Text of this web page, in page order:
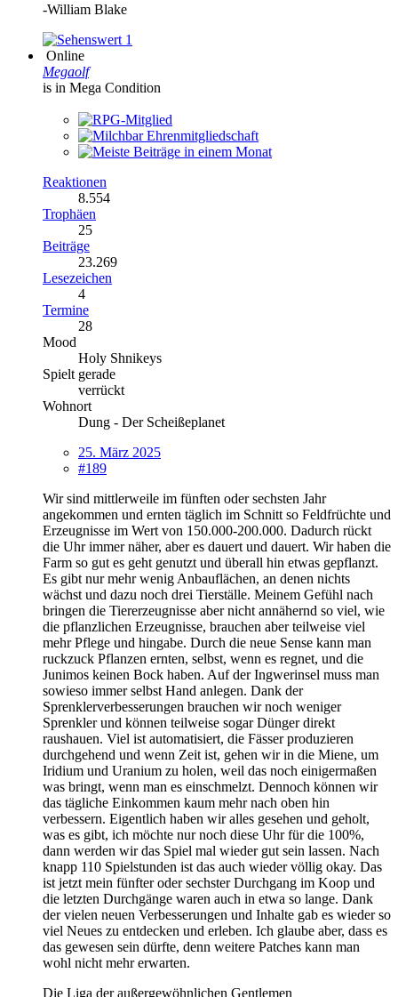
-William Blake
1
Online
Megaolf
is in Mega Condition
Reaktionen
8.554
Trophäen
25
Beiträge
23.269
Lesezeichen
4
Termine
28
Mood
Holy Shnikeys
Spielt gerade
verrückt
Wohnort
Dung - Der Scheißeplanet
25. März 2025
#189
Wir sind mittlerweile im fünften oder sechsten Jahr
angekommen und ernten täglich im Schnitt so Feldfrüchte und
Erzeugnisse im Wert von 150.000-200.000. Dadurch rückt
die Uhr immer näher, aber es dauert und dauert. Wir haben die
Farm so gut es geht genutzt und überall hin etwas gepflanzt.
Es gibt nur mehr wenig Anbauflächen, an denen nichts
wächst und dazu noch drei Tierställe. Meinem Gefühl nach
bringen die Tiererzeugnisse aber nicht annähernd so viel, wie
die pflanzlichen Erzeugnisse, brauchen aber teilweise viel
mehr Pflege und hingabe. Durch die neue Sense kann man
ruckzuck Pflanzen ernten, selbst, wenn es regnet, und die
Junimos keinen Bock haben. Auf der Ingwerinsel muss man
sowieso immer selbst Hand anlegen. Dank der
Sprenklerverbesserungen brauchen wir noch weniger
Sprenkler und können teilweise sogar Dünger direkt
raushauen. Viel ist automatisiert, die Fässer produzieren
durchgehend und wenn Zeit ist, gehen wir in die Miene, um
Iridium und Uranium zu holen, weil das noch einigermaßen
was bringt, wenn man es einschmelzt. Dennoch können wir
das tägliche Einkommen kaum mehr nach oben hin
verbessern. Eigentlich haben wir alles gesehen und geholt,
was es gibt, ich möchte nur noch diese Uhr für die 100%,
dann werden wir das Spiel mal wieder gut sein lassen. Nach
knapp 110 Spielstunden ist das auch wieder völlig okay. Das
ist jetzt mein fünfter oder sechster Durchgang im Koop und
die letzten Durchgänge waren auch in etwa so lange. Dank
der vielen neuen Verbesserungen und Inhalte gab es wieder so
viel Neues zu entdecken und erleben. Ich glaube aber, dass es
das gewesen sein dürfte, denn weitere Patches kann man
wohl nicht mehr erwarten.
Die Liga der außergewöhnlichen Gentlemen